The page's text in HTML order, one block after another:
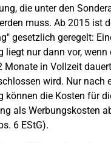
die unter den
muss. Ab 2015 ist
gesetzlich geregelt:
liegt nur dann vor, wenn
Monate in Vollzeit
wird. Nur nach
können die Kosten für
als Werbungskosten
6 EStG).